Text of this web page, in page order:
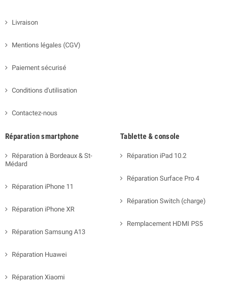
Livraison
Mentions légales (CGV)
Paiement sécurisé
Conditions d'utilisation
Contactez-nous
Réparation smartphone
Réparation à Bordeaux & St-
Médard
Réparation iPhone 11
Réparation iPhone XR
Réparation Samsung A13
Réparation Huawei
Réparation Xiaomi
Tablette & console
Réparation iPad 10.2
Réparation Surface Pro 4
Réparation Switch (charge)
Remplacement HDMI PS5